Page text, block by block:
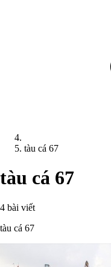
tàu cá 67
tàu cá 67
4 bài viết
tàu cá 67